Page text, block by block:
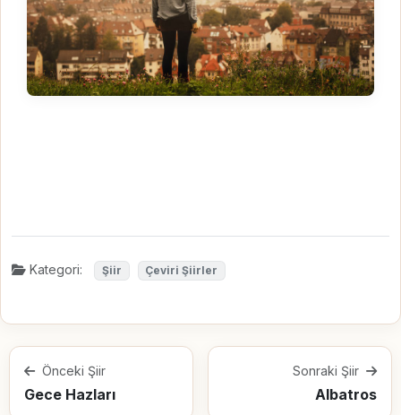
Kategori: Şiir Çeviri Şiirler
Önceki Şiir
Gece Hazları
Sonraki Şiir
Albatros